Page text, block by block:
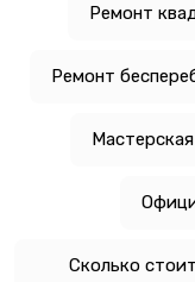
Ремонт
Ремонт
Сколько